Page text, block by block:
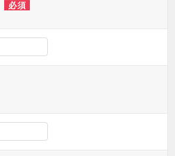
必須